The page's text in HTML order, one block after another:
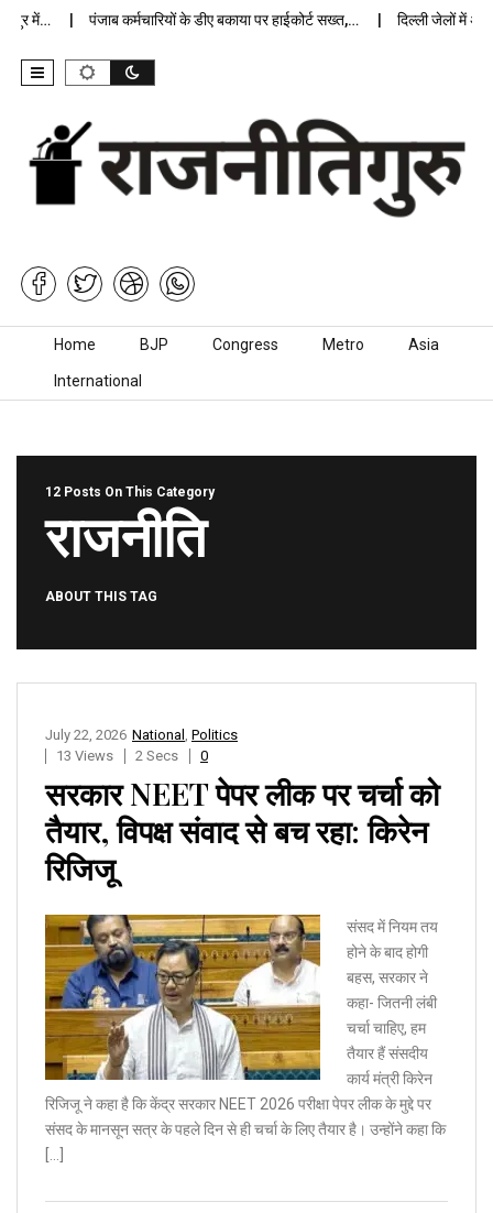
पंजाब कर्मचारियों के डीए बकाया पर हाईकोर्ट सख्त,… दिल्ली जेलों में
Skip to content
Home BJP Congress Metro Asia
International
12 Posts On This Category
राजनीति
ABOUT THIS TAG
National Politics
July 22, 2026
13 Views
2 Secs 0
सरकार NEET पेपर लीक पर चर्चा को
तैयार, विपक्ष संवाद से बच रहा: किरेन
रिजिजू
संसद में नियम तय
होने के बाद होगी
बहस, सरकार ने
कहा- जितनी लंबी
चर्चा चाहिए, हम
तैयार हैं संसदीय
कार्य मंत्री किरेन
रिजिजू ने कहा है कि केंद्र सरकार NEET 2026 परीक्षा पेपर लीक के मुद्दे पर
संसद के मानसून सत्र के पहले दिन से ही चर्चा के लिए तैयार है। उन्होंने कहा कि